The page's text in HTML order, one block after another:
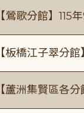
【鶯歌分館】115
【板橋江子翠分
【蘆洲集賢區各